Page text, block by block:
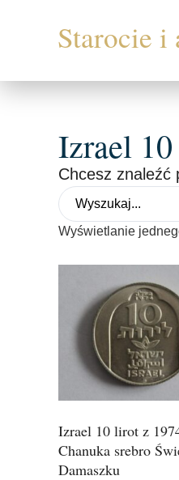
Izrael
Chcesz znaleźć
Wyświetlanie
Izrael 10 lirot z
Chanuka srebro
Damaszku